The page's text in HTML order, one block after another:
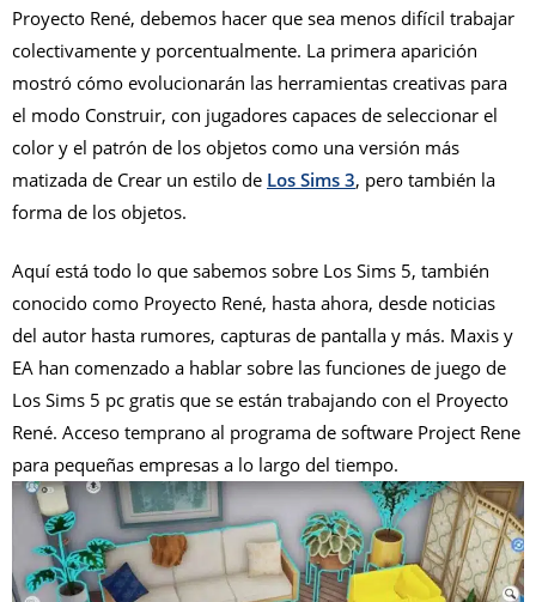
Proyecto René, debemos hacer que sea menos difícil trabajar
colectivamente y porcentualmente. La primera aparición
mostró cómo evolucionarán las herramientas creativas para
el modo Construir, con jugadores capaces de seleccionar el
color y el patrón de los objetos como una versión más
matizada de Crear un estilo de Los Sims 3, pero también la
forma de los objetos.
Aquí está todo lo que sabemos sobre Los Sims 5, también
conocido como Proyecto René, hasta ahora, desde noticias
del autor hasta rumores, capturas de pantalla y más. Maxis y
EA han comenzado a hablar sobre las funciones de juego de
Los Sims 5 pc gratis que se están trabajando con el Proyecto
René. Acceso temprano al programa de software Project Rene
para pequeñas empresas a lo largo del tiempo.